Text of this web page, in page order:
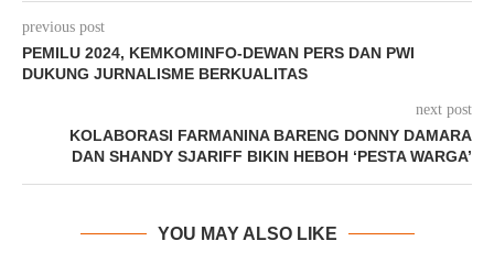
previous post
PEMILU 2024, KEMKOMINFO-DEWAN PERS DAN PWI
DUKUNG JURNALISME BERKUALITAS
next post
KOLABORASI FARMANINA BARENG DONNY DAMARA
DAN SHANDY SJARIFF BIKIN HEBOH ‘PESTA WARGA’
YOU MAY ALSO LIKE